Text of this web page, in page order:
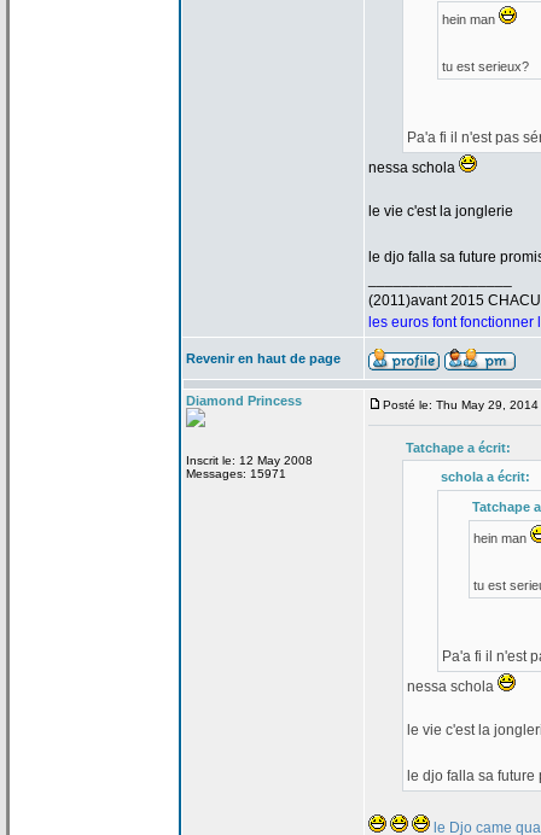
hein man
tu est serieux?
Pa'a fi il n'est pas
nessa schola
le vie c'est la jonglerie
le djo falla sa future
(2011)avant 2015
les euros font fonctionner
Revenir en haut de page
Diamond Princess
Inscrit le: 12 May 2008
Messages: 15971
Posté le: Thu May 29,
Tatchape a écrit:
schola aécrit:
Tatchape a
hein man
tu est
Pa'afi il n'est
nessa schola
le vie c'est la
le djo falla sa
le Djo came